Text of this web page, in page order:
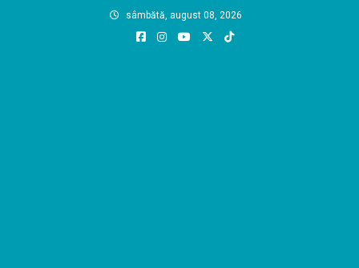
sâmbătă, august 08, 2026